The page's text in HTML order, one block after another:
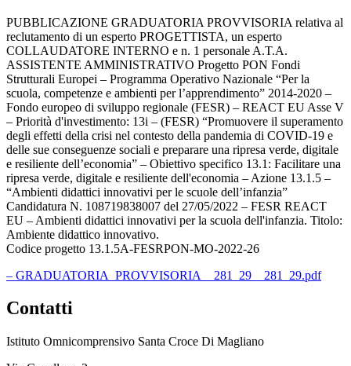
PUBBLICAZIONE GRADUATORIA PROVVISORIA relativa al
reclutamento di un esperto PROGETTISTA, un esperto
COLLAUDATORE INTERNO e n. 1 personale A.T.A.
ASSISTENTE AMMINISTRATIVO Progetto PON Fondi
Strutturali Europei – Programma Operativo Nazionale “Per la
scuola, competenze e ambienti per l’apprendimento” 2014-2020 –
Fondo europeo di sviluppo regionale (FESR) – REACT EU Asse V
– Priorità d'investimento: 13i – (FESR) “Promuovere il superamento
degli effetti della crisi nel contesto della pandemia di COVID-19 e
delle sue conseguenze sociali e preparare una ripresa verde, digitale
e resiliente dell’economia” – Obiettivo specifico 13.1: Facilitare una
ripresa verde, digitale e resiliente dell'economia – Azione 13.1.5 –
“Ambienti didattici innovativi per le scuole dell’infanzia”
Candidatura N. 108719838007 del 27/05/2022 – FESR REACT
EU – Ambienti didattici innovativi per la scuola dell'infanzia. Titolo:
Ambiente didattico innovativo.
Codice progetto 13.1.5A-FESRPON-MO-2022-26
– GRADUATORIA_PROVVISORIA__281_29__281_29.pdf
Contatti
Istituto Omnicomprensivo Santa Croce Di Magliano